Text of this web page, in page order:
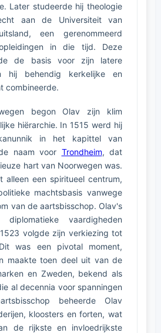
Later studeerde hij theologie
aan de Universiteit van
een gerenommeerd
in die tijd. Deze
de basis voor zijn latere
hij behendig kerkelijke en
combineerde.
begon Olav zijn klim
hiërarchie. In 1515 werd hij
in het kapittel van
naam voor Trondheim, dat
hart van Noorwegen was.
alleen een spiritueel centrum,
machtsbasis vanwege
van de aartsbisschop. Olav's
diplomatieke vaardigheden
volgde zijn verkiezing tot
was een pivotal moment,
maakte toen deel uit van de
en Zweden, bekend als
al decennia voor spanningen
beheerde Olav
kloosters en forten, wat
de rijkste en invloedrijkste